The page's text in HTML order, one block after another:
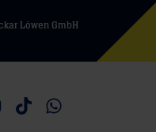
Löwen GmbH
Twitter
uns auf Instagram
uns auf Youtube
Besucht uns auf
Besucht uns auf